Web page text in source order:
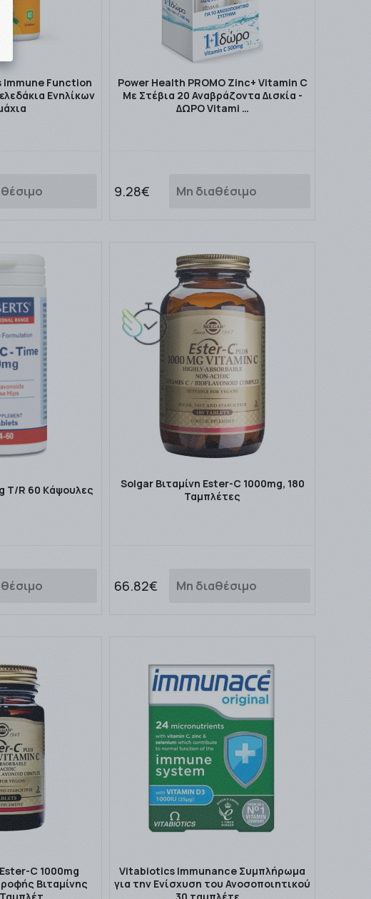
Immune Function
Ενηλίκων
Power Health PROMO Zinc+ Vitamin C
Με Στέβια 20 Αναβράζοντα Δισκία -
ΔΩΡΟ Vitami …
9.28€ Μη διαθέσιμο
T/R 60 Kάψουλες
Solgar Bιταμίνη Ester-C 1000mg, 180
Ταμπλέτες
66.82€ Μη διαθέσιμο
C 1000mg
Βιταμίνης
Vitabiotics Immunance Συμπλήρωμα
για την Ενίσχυση του Ανοσοποιητικού